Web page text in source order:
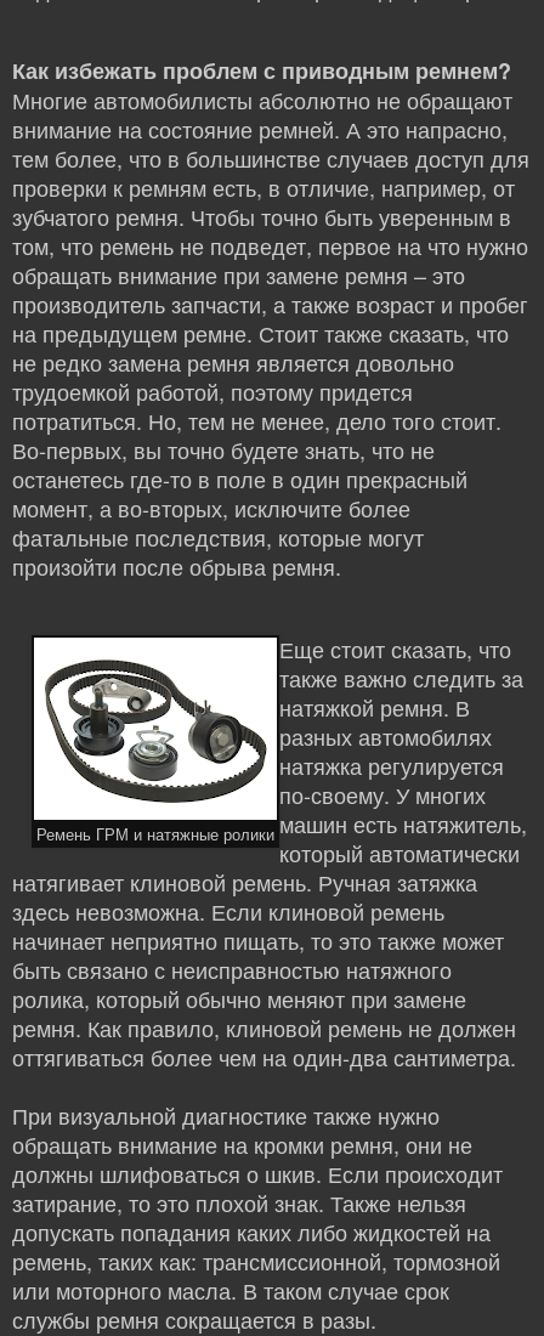
Как избежать проблем с приводным ремнем?
Многие автомобилисты абсолютно не обращают
внимание на состояние ремней. А это напрасно,
тем более, что в большинстве случаев доступ для
проверки к ремням есть, в отличие, например, от
зубчатого ремня. Чтобы точно быть уверенным в
том, что ремень не подведет, первое на что нужно
обращать внимание при замене ремня – это
производитель запчасти, а также возраст и пробег
на предыдущем ремне. Стоит также сказать, что
не редко замена ремня является довольно
трудоемкой работой, поэтому придется
потратиться. Но, тем не менее, дело того стоит.
Во-первых, вы точно будете знать, что не
останетесь где-то в поле в один прекрасный
момент, а во-вторых, исключите более
фатальные последствия, которые могут
произойти после обрыва ремня.
Ремень ГРМ и натяжные ролики
Еще стоит сказать, что
также важно следить за
натяжкой ремня. В
разных автомобилях
натяжка регулируется
по-своему. У многих
машин есть натяжитель,
который автоматически
натягивает клиновой ремень. Ручная затяжка
здесь невозможна. Если клиновой ремень
начинает неприятно пищать, то это также может
быть связано с неисправностью натяжного
ролика, который обычно меняют при замене
ремня. Как правило, клиновой ремень не должен
оттягиваться более чем на один-два сантиметра.
При визуальной диагностике также нужно
обращать внимание на кромки ремня, они не
должны шлифоваться о шкив. Если происходит
затирание, то это плохой знак. Также нельзя
допускать попадания каких либо жидкостей на
ремень, таких как: трансмиссионной, тормозной
или моторного масла. В таком случае срок
службы ремня сокращается в разы.